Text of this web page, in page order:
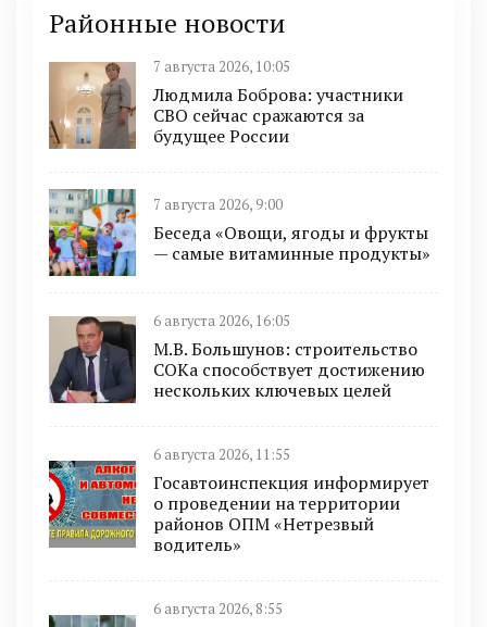
Районные новости
7 августа 2026, 10:05
Людмила Боброва: участники
СВО сейчас сражаются за
будущее России
7 августа 2026, 9:00
Беседа «Овощи, ягоды и фрукты
— самые витаминные продукты»
6 августа 2026, 16:05
М.В. Большунов: строительство
СОКа способствует достижению
нескольких ключевых целей
6 августа 2026, 11:55
Госавтоинспекция информирует
о проведении на территории
районов ОПМ «Нетрезвый
водитель»
6 августа 2026, 8:55